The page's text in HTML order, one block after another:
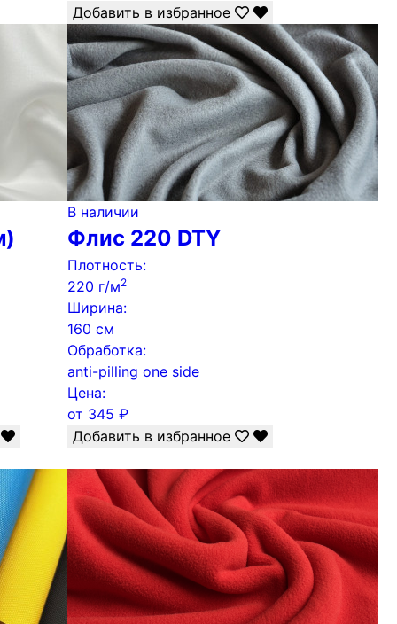
Добавить в избранное
В наличии
Флис 220 DTY
Плотность:
220 г/м2
Ширина:
160 см
Обработка:
anti-pilling one side
Цена:
от 345 ₽
Добавить в избранное